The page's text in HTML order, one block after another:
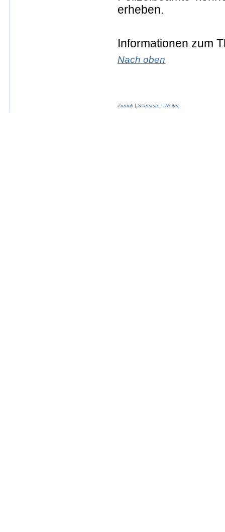
erheben.
Informationen zum
Nach oben
Zurück | Startseite | Weiter